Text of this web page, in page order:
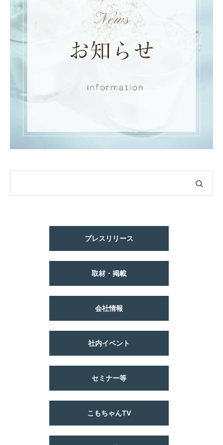
プレスリリース
取材・掲載
会社情報
社内イベント
セミナー等
こもちゃんTV